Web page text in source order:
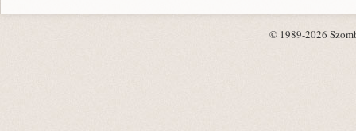
© 1989-2026